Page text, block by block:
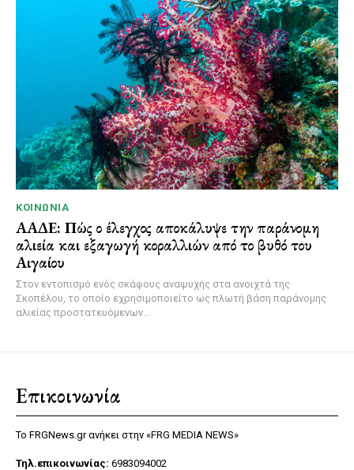
ΚΟΙΝΩΝΊΑ
ΑΑΔΕ: Πώς ο έλεγχος αποκάλυψε την παράνομη
αλιεία και εξαγωγή κοραλλιών από το βυθό του
Αιγαίου
Στον εντοπισμό ενός σκάφους αναψυχής στα ανοιχτά της
Σκοπέλου, το οποίο εχρησιμοποιείτο ως πλωτή βάση παράνομης
αλιείας προστατευόμενων...
Επικοινωνία
Το FRGNews.gr ανήκει στην «FRG MEDIA NEWS»
Τηλ.επικοινωνίας: 6983094002